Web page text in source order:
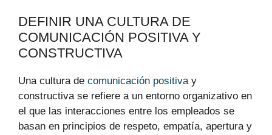
DEFINIR UNA CULTURA DE
COMUNICACIÓN POSITIVA Y
CONSTRUCTIVA
Una cultura de comunicación positivay
constructiva se refiere a un entorno organizativo en
el que las interacciones entre los empleados se
basan en principios de respeto, empatía, apertura y